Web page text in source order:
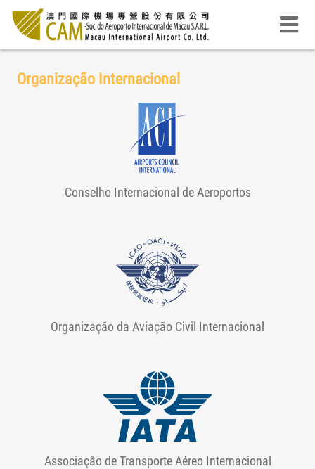
Organização Internacional
Conselho Internacional de Aeroportos
Organização da Aviação Civil Internacional
Associação de Transporte Aéreo Internacional